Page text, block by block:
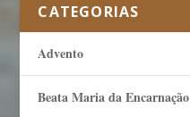
CATEGORIAS
Advento
Beata Maria da Encarnação